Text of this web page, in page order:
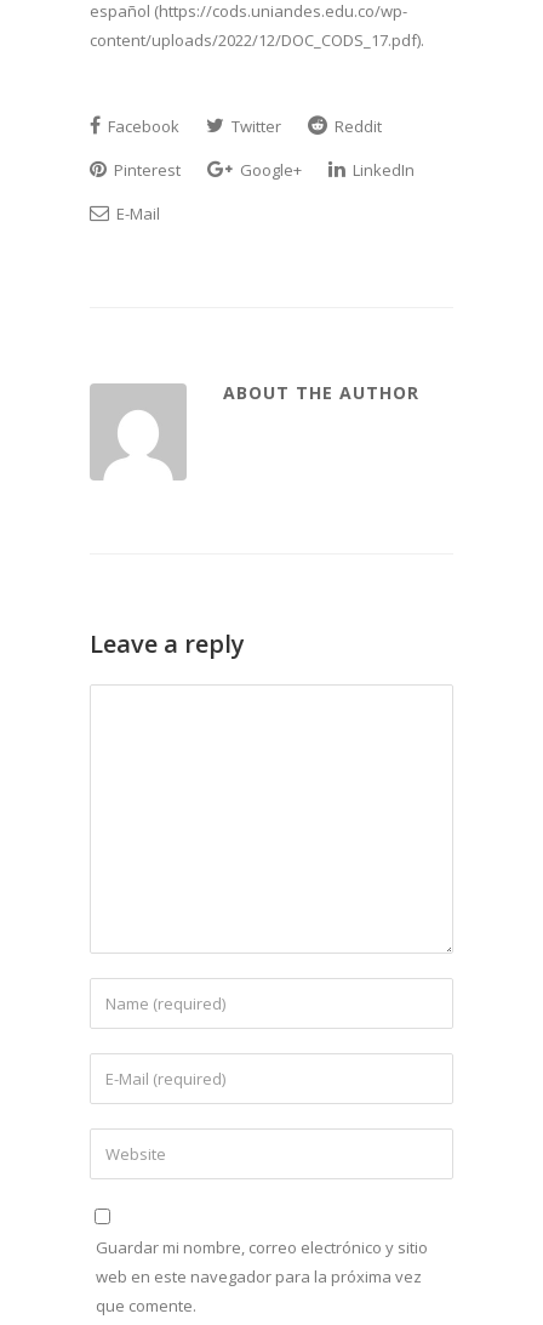
español (https://cods.uniandes.edu.co/wp-
content/uploads/2022/12/DOC_CODS_17.pdf).
Facebook Twitter
Reddit
Pinterest
Google+
LinkedIn
E-Mail
ABOUT THE AUTHOR
Leave a reply
Guardar mi nombre, correo electrónico y sitio
web en este navegador para la próxima vez
que comente.